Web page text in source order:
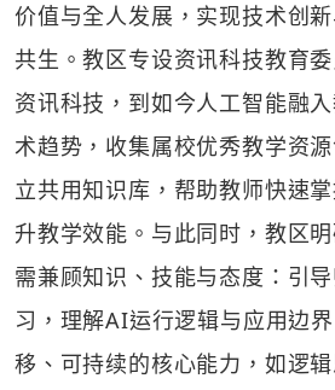
价值与全人发展，实现技术创
共生。教区专设资讯科技教育
资讯科技，到如今人工智能融
术趋势，收集属校优秀教学资
立共用知识库，帮助教师快速
升教学效能。与此同时，教区
需兼顾知识、技能与态度：引
习，理解AI运行逻辑与应用边
移、可持续的核心能力，如逻